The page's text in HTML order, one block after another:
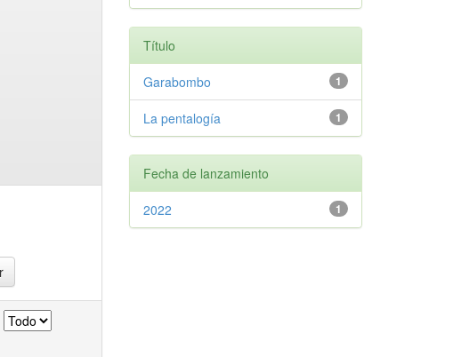
Título
1
Garabombo
1
La pentalogía
Fecha de lanzamiento
1
2022